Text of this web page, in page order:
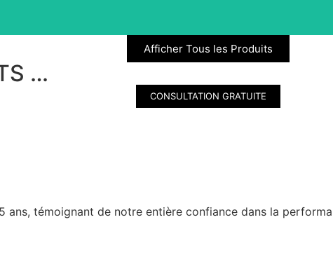
Afficher Tous les Produits
…
CONSULTATION GRATUITE
ans, témoignant de notre entière confiance dans la